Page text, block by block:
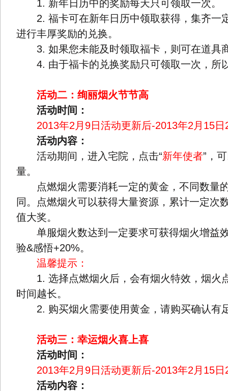
1. 新年日历中的奖励每天只可领取一次。
2. 福卡可在新年日历中领取获得，集齐一
进行丰厚奖励的兑换。
3. 如果您未能及时领取福卡，则可在道具
4. 由于福卡的兑换奖励只可领取一次，所
活动二：绚丽烟火节节高
活动时间：
2013年2月9日活动更新后-2013年2月15日
活动内容：
活动期间，进入宅院，点击“新年使者”，
量。
点燃烟火需要消耗一定的黄金，不同数量
同。点燃烟火可以获得大量资源，累计一定次
值大奖。
单服烟火数达到一定要求可获得烟火增益
验&感悟+20%。
温馨提示：
1. 选择点燃烟火后，会有烟火特效，烟火
时间越长。
2. 购买烟火需要使用黄金，请购买确认有
活动三：幸运烟火喜上喜
活动时间：
2013年2月9日活动更新后-2013年2月15日
活动内容：